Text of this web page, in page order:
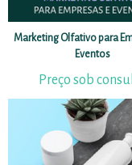
Marketing Olfativo para
Eventos
Preço sob